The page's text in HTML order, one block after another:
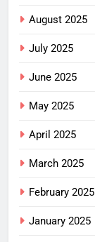
August 2025
July 2025
June 2025
May 2025
April 2025
March 2025
February 2025
January 2025